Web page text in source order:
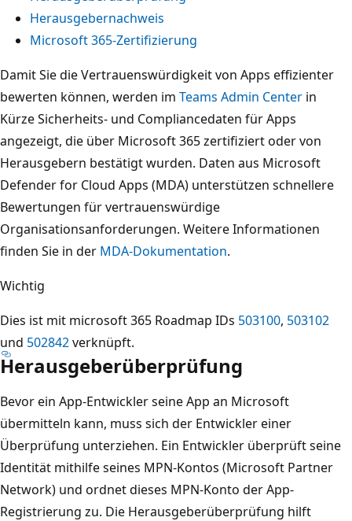
Herausgebernachweis
Microsoft 365-Zertifizierung
Damit Sie die Vertrauenswürdigkeit von Apps effizienter
bewerten können, werden im Teams Admin Center in
Kürze Sicherheits- und Compliancedaten für Apps
angezeigt, die über Microsoft 365 zertifiziert oder von
Herausgebern bestätigt wurden. Daten aus Microsoft
Defender for Cloud Apps (MDA) unterstützen schnellere
Bewertungen für vertrauenswürdige
Organisationsanforderungen. Weitere Informationen
finden Sie in der MDA-Dokumentation.
Wichtig
Dies ist mit microsoft 365 Roadmap IDs 503100, 503102
und 502842verknüpft.
Herausgeberüberprüfung
Bevor ein App-Entwickler seine App an Microsoft
übermitteln kann, muss sich der Entwickler einer
Überprüfung unterziehen. Ein Entwickler überprüft seine
Identität mithilfe seines MPN-Kontos (Microsoft Partner
Network) und ordnet dieses MPN-Konto der App-
Registrierung zu. Die Herausgeberüberprüfung hilft